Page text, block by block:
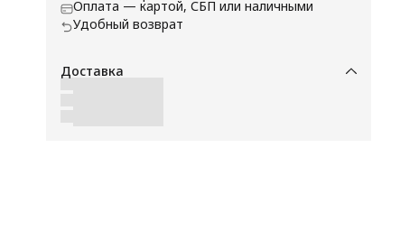
Оплата — картой, СБП или наличными
Удобный возврат
Доставка